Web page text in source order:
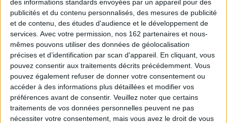
des informations standards envoyées par un appareil pour des
publicités et du contenu personnalisés, des mesures de publicité
et de contenu, des études d'audience et le développement de
services. Avec votre permission, nos 162 partenaires et nous-
mêmes pouvons utiliser des données de géolocalisation
précises et d’identification par scan d'appareil. En cliquant, vous
pouvez consentir aux traitements décrits précédemment. Vous
pouvez également refuser de donner votre consentement ou
accéder à des informations plus détaillées et modifier vos
préférences avant de consentir. Veuillez noter que certains
traitements de vos données personnelles peuvent ne pas
nécessiter votre consentement, mais vous avez le droit de vous
qu'il participe désormais à une compétition
mortelle dont le gagnant prendra la place de
Dieu. ©Electre 2026
13,98 €
Indisponible
Platinum end
Ayant perdu tout espoir en la vie, Mirai se jette
du haut d'un immeuble. Mais juste avant qu'il ne
touche le sol, un ange, Nasse, le rattrape et lui
sauve la vie. Elle lui propose alors d'obtenir de